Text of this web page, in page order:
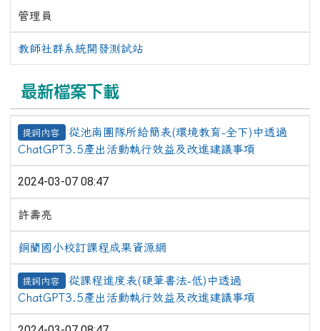
管理員
教師社群系統開發測試站
最新檔案下載
提詞內容
從池南團隊所給簡表(環境教育-全下)中透過
ChatGPT3.5產出活動執行效益及改進建議事項
2024-03-07 08:47
許壽亮
銅蘭國小校訂課程成果資源網
提詞內容
從課程進度表(硬筆書法-低)中透過
ChatGPT3.5產出活動執行效益及改進建議事項